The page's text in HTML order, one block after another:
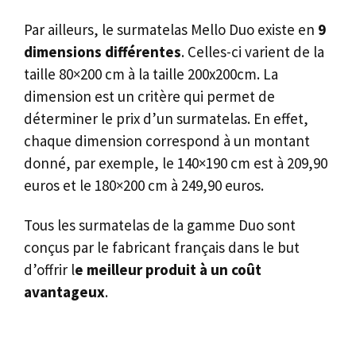
Par ailleurs, le surmatelas Mello Duo existe en 9
dimensions différentes. Celles-ci varient de la
taille 80×200 cm à la taille 200x200cm. La
dimension est un critère qui permet de
déterminer le prix d’un surmatelas. En effet,
chaque dimension correspond à un montant
donné, par exemple, le 140×190 cm est à 209,90
euros et le 180×200 cm à 249,90 euros.
Tous les surmatelas de la gamme Duo sont
conçus par le fabricant français dans le but
d’offrir le meilleur produit à un coût
avantageux.